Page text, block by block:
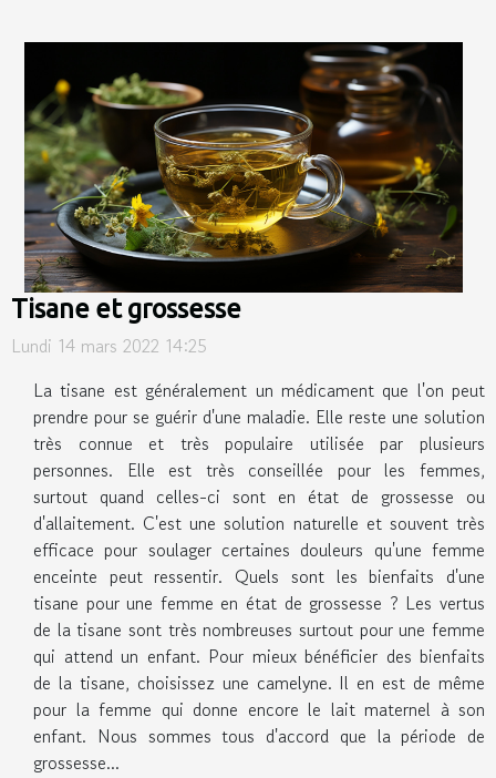
Tisane et grossesse
Lundi 14 mars 2022 14:25
La tisane est généralement un médicament que l'on peut
prendre pour se guérir d'une maladie. Elle reste une solution
très connue et très populaire utilisée par plusieurs
personnes. Elle est très conseillée pour les femmes,
surtout quand celles-ci sont en état de grossesse ou
d'allaitement. C'est une solution naturelle et souvent très
efficace pour soulager certaines douleurs qu'une femme
enceinte peut ressentir. Quels sont les bienfaits d'une
tisane pour une femme en état de grossesse ? Les vertus
de la tisane sont très nombreuses surtout pour une femme
qui attend un enfant. Pour mieux bénéficier des bienfaits
de la tisane, choisissez une camelyne. Il en est de même
pour la femme qui donne encore le lait maternel à son
enfant. Nous sommes tous d'accord que la période de
grossesse...